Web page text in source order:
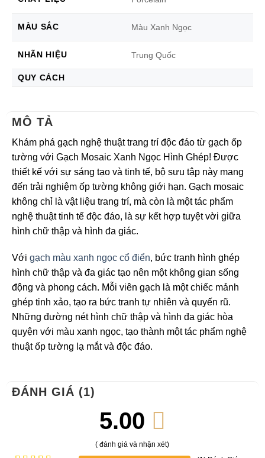
MÀU SẮC Màu Xanh Ngọc
NHÃN HIỆU Trung Quốc
QUY CÁCH
MÔ TẢ
Khám phá gạch nghệ thuật trang trí độc đáo từ gạch ốp
tường với Gạch Mosaic Xanh Ngọc Hình Ghép! Được
thiết kế với sự sáng tạo và tinh tế, bộ sưu tập này mang
đến trải nghiệm ốp tường không giới hạn. Gạch mosaic
không chỉ là vật liệu trang trí, mà còn là một tác phẩm
nghệ thuật tinh tế độc đáo, là sự kết hợp tuyệt vời giữa
hình chữ thập và hình đa giác.
Với gạch màu xanh ngọc cổ điển, bức tranh hình ghép
hình chữ thập và đa giác tạo nên một không gian sống
động và phong cách. Mỗi viên gạch là một chiếc mảnh
ghép tinh xảo, tạo ra bức tranh tự nhiên và quyến rũ.
Những đường nét hình chữ thập và hình đa giác hòa
quyện với màu xanh ngọc, tạo thành một tác phẩm nghệ
thuật ốp tường lạ mắt và độc đáo.
ĐÁNH GIÁ (1)
5.00
( đánh giá và nhận xét)